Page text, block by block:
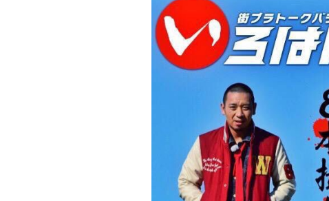
人
吉
HASSENBA
店】”
レ
本